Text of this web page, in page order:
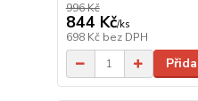
996 Kč
844 Kč/ks
698 Kč bez DPH